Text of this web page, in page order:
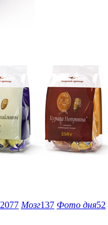
2077 Мозг137 Фото дня52